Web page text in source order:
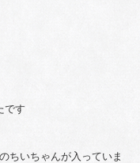
です
ちいちゃんが入っていま